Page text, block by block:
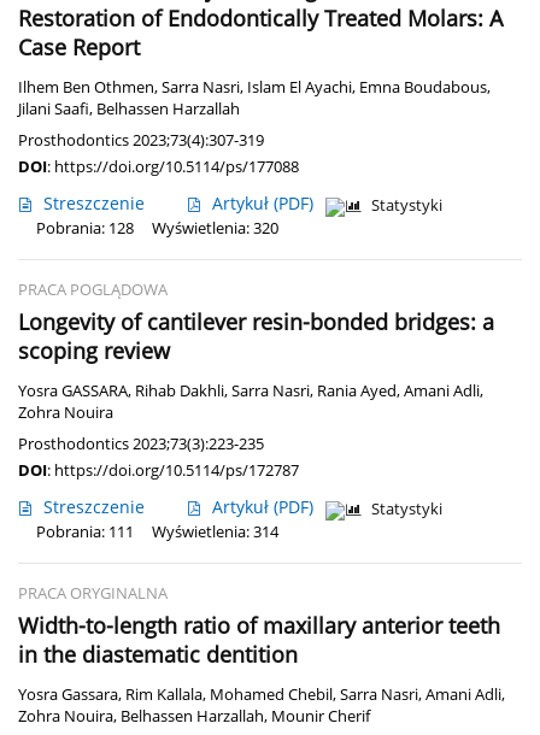
Restoration of Endodontically Treated Molars: A
Case Report
Ilhem Ben Othmen,Sarra Nasri, Islam El Ayachi, Emna Boudabous,
Jilani Saafi, Belhassen Harzallah
Prosthodontics 2023;73(4):307-319
DOI: https://doi.org/10.5114/ps/177088
Streszczenie Artykuł (PDF)
Statystyki
Pobrania: 128
Wyświetlenia: 320
PRACA POGLĄDOWA
Longevity of cantilever resin-bonded bridges: a
scoping review
Yosra GASSARA, Rihab Dakhli,Sarra Nasri, Rania Ayed,Amani Adli,
Zohra Nouira
Prosthodontics 2023;73(3):223-235
DOI: https://doi.org/10.5114/ps/172787
Streszczenie Artykuł (PDF)
Statystyki
Pobrania: 111
Wyświetlenia: 314
PRACA ORYGINALNA
Width-to-length ratio of maxillary anterior teeth
in the diastematic dentition
Yosra Gassara, Rim Kallala, Mohamed Chebil,Sarra Nasri,Amani Adli,
Zohra Nouira, Belhassen Harzallah, Mounir Cherif